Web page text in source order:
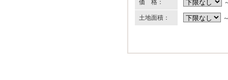
価 格：
土地面積：